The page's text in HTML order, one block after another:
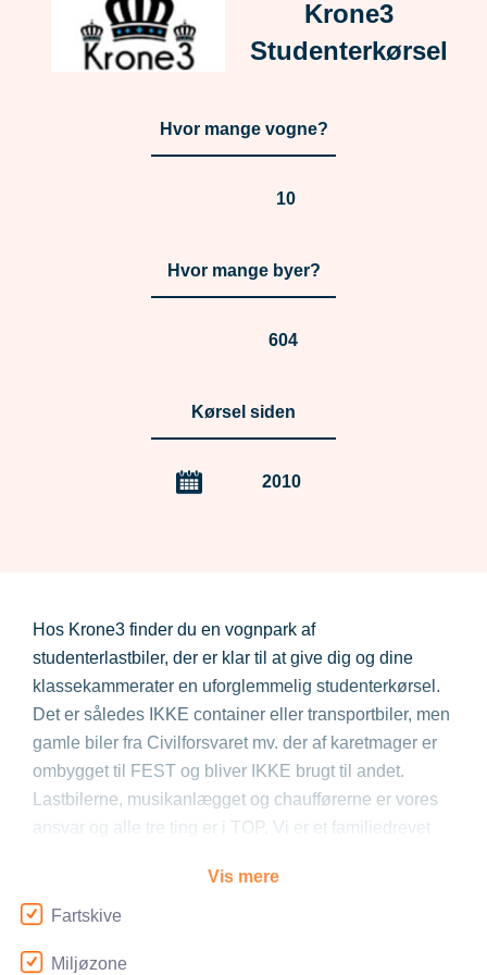
Krone3
Studenterkørsel
Hvor mange vogne?
10
Hvor mange byer?
604
Kørsel siden
2010
Hos Krone3 finder du en vognpark af
studenterlastbiler, der er klar til at give dig og dine
klassekammerater en uforglemmelig studenterkørsel.
Det er således IKKE container eller transportbiler, men
gamle biler fra Civilforsvaret mv. der af karetmager er
ombygget til FEST og bliver IKKE brugt til andet.
Lastbilerne, musikanlægget og chaufførerne er vores
ansvar og alle tre ting er i TOP. Vi er et familiedrevet
førende studentervognsfirmaer. Vi holder ord og sætter
en ære i at holde det vi lover.
uanset sygdom, nedbrud, konkurs eller "alt muligt
Vis mere
Fartskive
Miljøzone